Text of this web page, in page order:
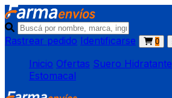
Rastrear pedido Identificarse 0
Inicio Ofertas Suero Hidratante
Estomacal